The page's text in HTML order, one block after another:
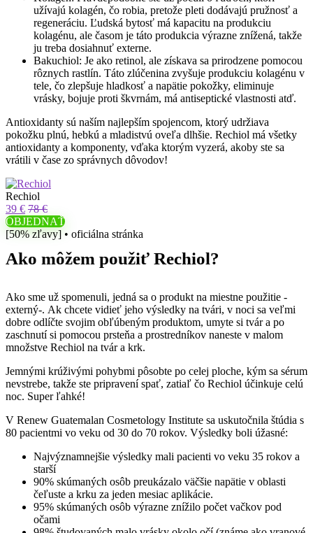
užívajú kolagén, čo robia, pretože pleti dodávajú pružnosť a
regeneráciu. Ľudská bytosť má kapacitu na produkciu
kolagénu, ale časom je táto produkcia výrazne znížená, takže
ju treba dosiahnuť externe.
Bakuchiol: Je ako retinol, ale získava sa prirodzene pomocou
rôznych rastlín. Táto zlúčenina zvyšuje produkciu kolagénu v
tele, čo zlepšuje hladkosť a napätie pokožky, eliminuje
vrásky, bojuje proti škvrnám, má antiseptické vlastnosti atď.
Antioxidanty sú naším najlepším spojencom, ktorý udržiava
pokožku plnú, hebkú a mladistvú oveľa dlhšie. Rechiol má všetky
antioxidanty a komponenty, vďaka ktorým vyzerá, akoby ste sa
vrátili v čase zo správnych dôvodov!
Rechiol
39 € 78 €
OBJEDNAŤ
[50% zľavy] • oficiálna stránka
Ako môžem použiť Rechiol?
Ako sme už spomenuli, jedná sa o produkt na miestne použitie -
externý-. Ak chcete vidieť jeho výsledky na tvári, v noci sa veľmi
dobre odlíčte svojim obľúbeným produktom, umyte si tvár a po
zaschnutí si pomocou prsteňa a prostredníkov naneste v malom
množstve Rechiol na tvár a krk.
Jemnými krúživými pohybmi pôsobte po celej ploche, kým sa sérum
nevstrebe, takže ste pripravení spať, zatiaľ čo Rechiol účinkuje celú
noc. Super ľahké!
V Renew Guatemalan Cosmetology Institute sa uskutočnila štúdia s
80 pacientmi vo veku od 30 do 70 rokov. Výsledky boli úžasné:
Najvýznamnejšie výsledky mali pacienti vo veku 35 rokov a
starší
90% skúmaných osôb preukázalo väčšie napätie v oblasti
čeľuste a krku za jeden mesiac aplikácie.
95% skúmaných osôb výrazne znížilo počet vačkov pod
očami